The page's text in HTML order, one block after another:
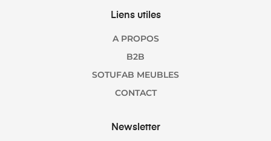
Liens utiles
A PROPOS
B2B
SOTUFAB MEUBLES
CONTACT
Newsletter